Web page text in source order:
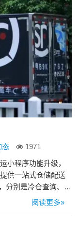
态
1971
小程序功能升级，
供一站式仓储配送
分别是冷仓查询、冷
关键词搜索全国仓
阅读更多»